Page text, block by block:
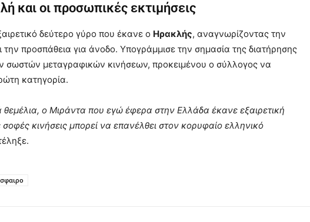
και οι προσωπικές εκτιμήσεις
δεύτερο γύρο που έκανε ο Ηρακλής, αναγνωρίζοντας την
προσπάθεια για άνοδο. Υπογράμμισε την σημασία της διατήρησης
σωστών μεταγραφικών κινήσεων, προκειμένου ο σύλλογος να
κατηγορία.
θεμέλια, ο Μιράντα που εγώ έφερα στην Ελλάδα έκανε εξαιρετική
κινήσεις μπορεί να επανέλθει στον κορυφαίο ελληνικό